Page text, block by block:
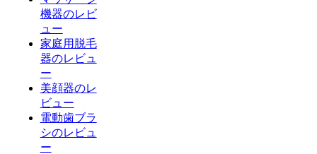
機器のレビ
ュー
家庭用脱毛
器のレビュ
ー
美顔器のレ
ビュー
電動歯ブラ
シのレビュ
ー